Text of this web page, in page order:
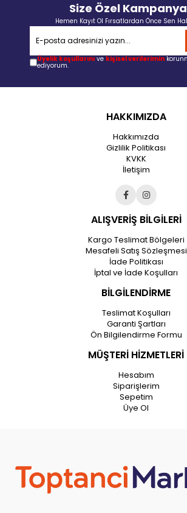
Size Özel
Hemen Kayıt Ol Fırsatlardan Önce Sen
Üyelik koşullarını ve kişisel verilerimin
ediyorum.
HAKKIMIZDA
Hakkımızda
Gizlilik Politikası
KVKK
İletişim
ALIŞVERİŞ BİLGİLERİ
Kargo Teslimat Bölgeleri
Mesafeli Satış Sözleşmesi
İade Politikası
İptal ve İade Koşulları
BİLGİLENDİRME
Teslimat Koşulları
Garanti Şartları
Ön Bilgilendirme Formu
MÜŞTERİ HİZMETLERİ
Hesabım
Siparişlerim
Sepetim
Üye Ol